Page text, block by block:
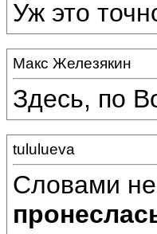
Уж это
Макс Железякин
Здесь, по
tululueva
Словами